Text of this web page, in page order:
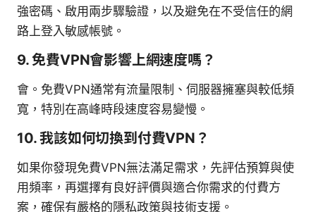
強密碼、啟用兩步驟驗證，以及避免在不受信任的網
路上登入敏感帳號。
9. 免費VPN會影響上網速度嗎？
會。免費VPN通常有流量限制、伺服器擁塞與較低頻
寬，特別在高峰時段速度容易變慢。
10. 我該如何切換到付費VPN？
如果你發現免費VPN無法滿足需求，先評估預算與使
用頻率，再選擇有良好評價與適合你需求的付費方
案，確保有嚴格的隱私政策與技術支援。